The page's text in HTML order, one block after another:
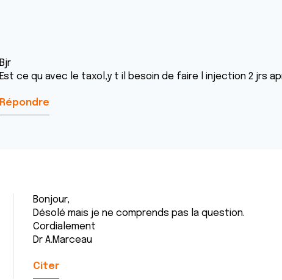
Bjr
Est ce qu avec le taxol,y t il besoin de faire l injection 2 jrs
Répondre
Bonjour,
Désolé mais je ne comprends pas la question.
Cordialement
Dr A.Marceau
Citer